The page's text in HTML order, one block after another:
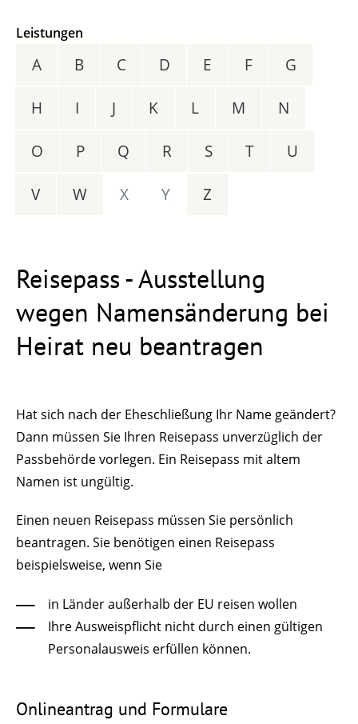
Leistungen
A B C D E F G
H I J K L M N
O P Q R S T U
V W X Y Z
Reisepass - Ausstellung
wegen Namensänderung bei
Heirat neu beantragen
Hat sich nach der Eheschließung Ihr Name geändert?
Dann müssen Sie Ihren Reisepass unverzüglich der
Passbehörde vorlegen. Ein Reisepass mit altem
Namen ist ungültig.
Einen neuen Reisepass müssen Sie persönlich
beantragen. Sie benötigen einen Reisepass
beispielsweise, wenn Sie
in Länder außerhalb der EU reisen wollen
Ihre Ausweispflicht nicht durch einen gültigen
Personalausweis erfüllen können.
Onlineantrag und Formulare